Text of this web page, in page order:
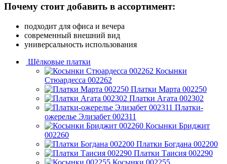
Почему стоит добавить в ассортимент:
подходит для офиса и вечера
современный внешний вид
универсальность использования
Шёлковые платки
Косынки
Стюардесса 002262
Платки Марта 002250
Платки Агата 002302
Платки-
ожерелье Элизабет 002311
Косынки Бриджит
002260
Платки Богдана 002200
Платки Таисия 002290
Косынки 002255